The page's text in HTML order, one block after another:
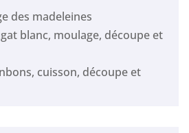
des madeleines
blanc, moulage, découpe et
cuisson, découpe et